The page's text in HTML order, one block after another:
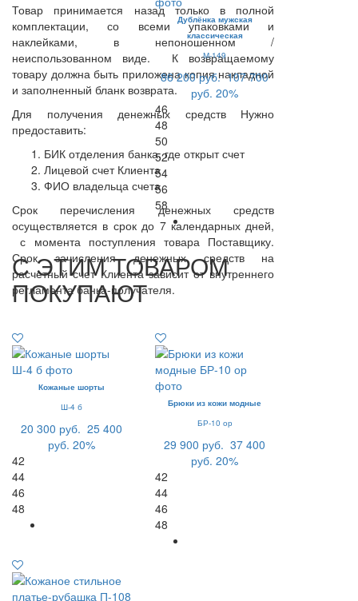
Товар принимается назад только в полной
комплектации, со всеми упаковками и
наклейками, в непоношенном /
неиспользованном виде. К возвращаемому
товару должна быть приложена копия накладной
и заполненный бланк возврата.
Для получения денежных средств Нужно
предоставить:
БИК отделения банка, где открыт счет
Лицевой счет Клиента
ФИО владельца счета
Срок перечисления денежных средств
осуществляется в срок до 7 календарных дней,
с момента поступления товара Поставщику.
Срок зачисления денежных средств на
расчетный счет Клиента зависит от внутреннего
регламента банка-получателя.
Дублёнка мужская
классическая
М-149
86 200 руб. 107 700
руб. 20%
46
48
50
52
54
56
58
С ЭТИМ ТОВАРОМ
ПОКУПАЮТ
Кожаные шорты
Ш-4 б
20 300 руб. 25 400
руб. 20%
42
44
46
48
Брюки из кожи модные
БР-10 ор
29 900 руб. 37 400
руб. 20%
42
44
46
48